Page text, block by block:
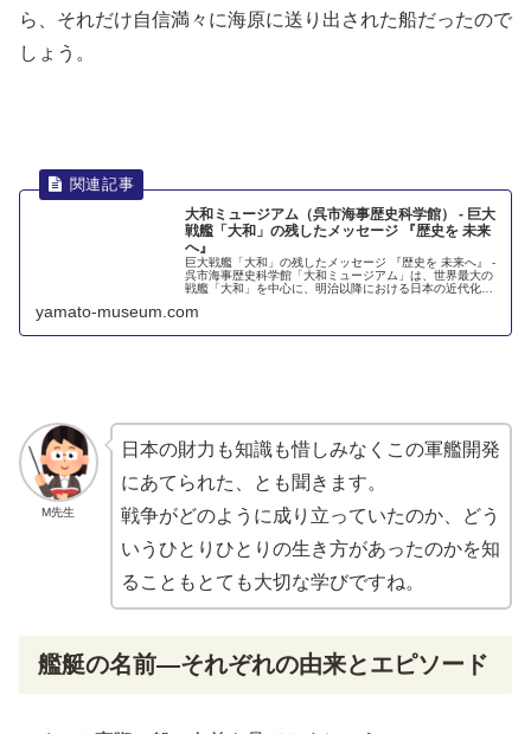
ら、それだけ自信満々に海原に送り出された船だったので
しょう。
大和ミュージアム（呉市海事歴史科学館） - 巨大
戦艦「大和」の残したメッセージ 『歴史を 未来
へ』
巨大戦艦「大和」の残したメッセージ 『歴史を 未来へ』 -
呉市海事歴史科学館「大和ミュージアム」は、世界最大の
戦艦「大和」を中心に、明治以降における日本の近代化の
学技術を紹介する博物館で...
yamato-museum.com
M先生
日本の財力も知識も惜しみなくこの軍艦開発
にあてられた、とも聞きます。
戦争がどのように成り立っていたのか、どう
いうひとりひとりの生き方があったのかを知
ることもとても大切な学びですね。
艦艇の名前―それぞれの由来とエピソード